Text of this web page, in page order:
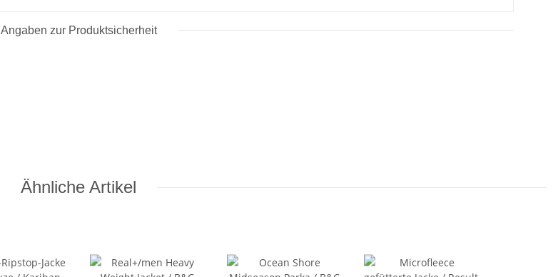
Angaben zur Produktsicherheit
Ähnliche Artikel